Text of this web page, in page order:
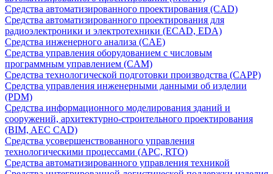
Средства автоматизированного проектирования (CAD)
Средства автоматизированного проектирования для
радиоэлектроники и электротехники (ECAD, EDA)
Средства инженерного анализа (CAE)
Средства управления оборудованием с числовым
программным управлением (CAM)
Средства технологической подготовки производства (CAPP)
Средства управления инженерными данными об изделии
(PDM)
Средства информационного моделирования зданий и
сооружений, архитектурно-строительного проектирования
(BIM, AEC CAD)
Средства усовершенствованного управления
технологическими процессами (APC, RTO)
Средства автоматизированного управления техникой